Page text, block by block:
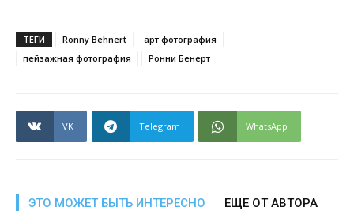
ТЕГИ Ronny Behnert
арт фотография
пейзажная фотография
Ронни Бенерт
VK Telegram WhatsApp
ЭТО МОЖЕТ БЫТЬ ИНТЕРЕСНО ЕЩЕ ОТ АВТОРА